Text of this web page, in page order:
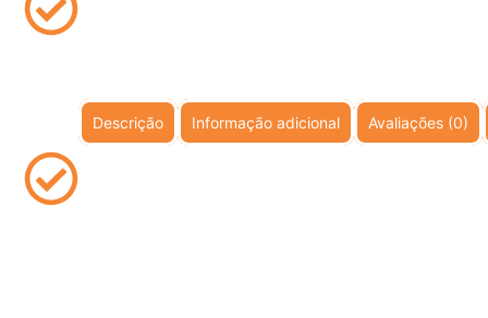
Descrição Informação adicional Avaliações (0)